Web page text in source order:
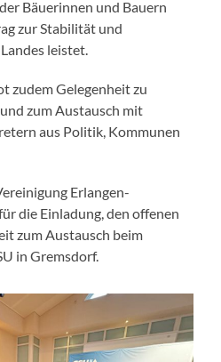
Bäuerinnen und Bauern
zur Stabilität und
leistet.
zudem Gelegenheit zu
zum Austausch mit
aus Politik, Kommunen
Erlangen-
die Einladung, den offenen
zum Austausch beim
in Gremsdorf.